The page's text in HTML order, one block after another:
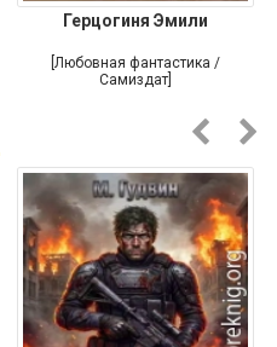
Герцогиня Эмили
[Любовная фантастика /
Самиздат]